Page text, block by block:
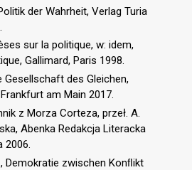
der Wahrheit, Verlag Turia
sur la politique, w: idem,
Gallimard, Paris 1998.
Gesellschaft des Gleichen,
am Main 2017.
z Morza Corteza, przeł. A.
Abenka Redakcja Literacka
2006.
Demokratie zwischen Konﬂikt